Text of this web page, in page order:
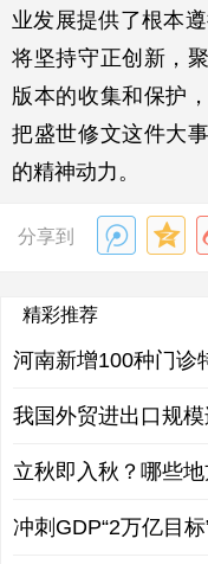
业发展提供了根本
将坚持守正创新，
版本的收集和保护
把盛世修文这件大
的精神动力。
分享到
精彩推荐
河南新增100种门诊
我国外贸进出口规
立秋即入秋？哪些
冲刺GDP“2万亿目